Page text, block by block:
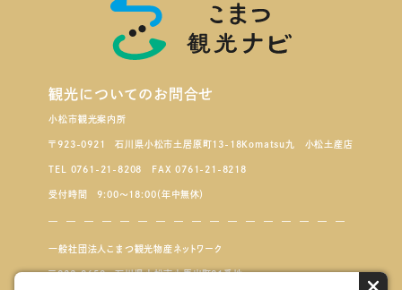
観光についてのお問合せ
小松市観光案内所
〒923-0921 石川県小松市土居原町13-18Komatsu九 小松土産店
TEL 0761-21-8208 FAX 0761-21-8218
受付時間 9:00～18:00（年中無休）
一般社団法人こまつ観光物産ネットワーク
〒923-8650 石川県小松市小馬出町91番地
×